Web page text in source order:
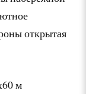
открытая
м